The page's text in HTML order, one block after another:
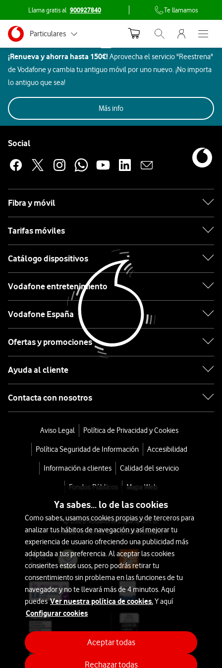
Llama gratis al 900927840 Te llamamos
Ir a la pagina principal de vodafone.es
Menu navegación Segmento
Particulares
Autónomos
Pymes
Grandes empresas
y AA.PP.
Abrir buscador.
Menu
Abre
Inicio
Dispositivos
ZTE
MóvilesGamingSmartwatchOrdenadores
Auriculares
ZTE
Samsung
Xiaomi
OPPO
Etiqueta
Lo
tecnología
0€
Hogar
Acondicionados
Imagen
Sonido
¡Renueva y ahorra hasta 150€! Aprovecha el servicio "Reestrena"
de Vodafone y cambia tu antiguo móvil por uno nuevo. ¡No importa
lo antiguo que sea!
Más info
Social
Fibra y móvil
Tarifas móviles
Catálogo dispositivos
Vodafone entretenimiento
Vodafone España
Ofertas y promociones
Ayuda al cliente
Contacta con nosotros
Aviso Legal Política de Privacidad y Cookies
Política Seguridad de Información Accesibilidad
Información a clientes Calidad del servicio
Fondos Públicos Mapa Web
© 2026 Vodafone España S.A.U.
Avda. América 115, 28042 Madrid
Ya sabes... lo de las cookies
Como sabes, usamos cookies propias y de terceros para
analizar tus hábitos de navegación y así mejorar tu
experiencia de usuario ofreciendo una publicidad más
adaptada a tus preferencia. Al aceptar las cookies
consientes estos usos, pero podrás retirar tu
consentimiento sin problema en las funciones de tu
navegador y no te llevará más de 4 minutos. Aquí
puedesVer nuestra política de cookies.Y aquí
Configurar cookies
Rechazar todas
Aceptar todas